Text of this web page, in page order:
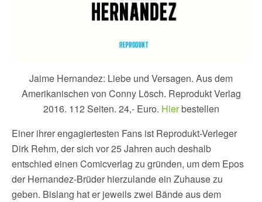
Jaime Hernandez: Liebe und Versagen. Aus dem
Amerikanischen von Conny Lösch. Reprodukt Verlag
2016. 112 Seiten. 24,- Euro. Hierbestellen
Einer ihrer engagiertesten Fans ist Reprodukt-Verleger
Dirk Rehm, der sich vor 25 Jahren auch deshalb
entschied einen Comicverlag zu gründen, um dem Epos
der Hernandez-Brüder hierzulande ein Zuhause zu
geben. Bislang hat er jeweils zwei Bände aus dem